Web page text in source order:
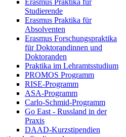
Studierende
Erasmus Praktika für
Absolventen
Erasmus Forschungspraktika
für Doktorandinnen und
Doktoranden
Praktika im Lehramtsstudium
PROMOS Programm
RISE-Programm
ASA-Programm
Carlo-Schmid-Programm
Go East - Russland in der
Praxis
DAAD-Kurzstipendien